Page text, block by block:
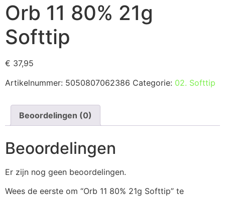
Orb 11 80% 21g
Softtip
€ 37,95
Artikelnummer: 5050807062386 Categorie: 02. Softtip
Beoordelingen (0)
Beoordelingen
Er zijn nog geen beoordelingen.
Wees de eerste om “Orb 11 80% 21g Softtip” te